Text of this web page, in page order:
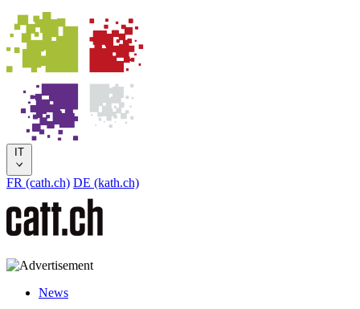
IT
FR (cath.ch) DE (kath.ch)
News